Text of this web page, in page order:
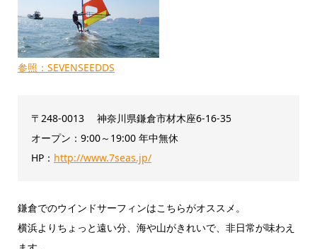
参照：SEVENSEEDDS
〒248-0013 神奈川県鎌倉市材木座6-16-35
オープン：9:00～19:00 年中無休
HP： http://www.7seas.jp/
鎌倉でのウインドサーフィンはこちらがオススメ。
横浜よりちょっと遠い分、海や山がきれいで、非日常が味わえ